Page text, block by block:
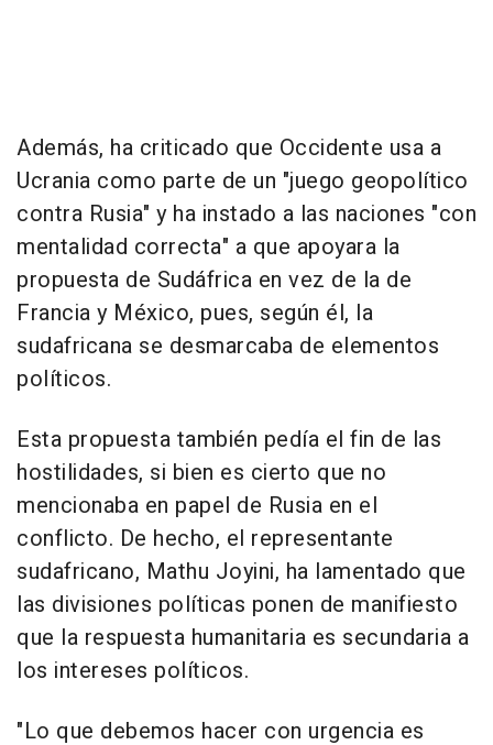
Además, ha criticado que Occidente usa a
Ucrania como parte de un "juego geopolítico
contra Rusia" y ha instado a las naciones "con
mentalidad correcta" a que apoyara la
propuesta de Sudáfrica en vez de la de
Francia y México, pues, según él, la
sudafricana se desmarcaba de elementos
políticos.
Esta propuesta también pedía el fin de las
hostilidades, si bien es cierto que no
mencionaba en papel de Rusia en el
conflicto. De hecho, el representante
sudafricano, Mathu Joyini, ha lamentado que
las divisiones políticas ponen de manifiesto
que la respuesta humanitaria es secundaria a
los intereses políticos.
"Lo que debemos hacer con urgencia es